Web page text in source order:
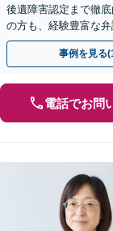
後遺障害認定まで徹
の方も、経験豊富な
13拠点】お気軽にご
事例を見る
電話でお問